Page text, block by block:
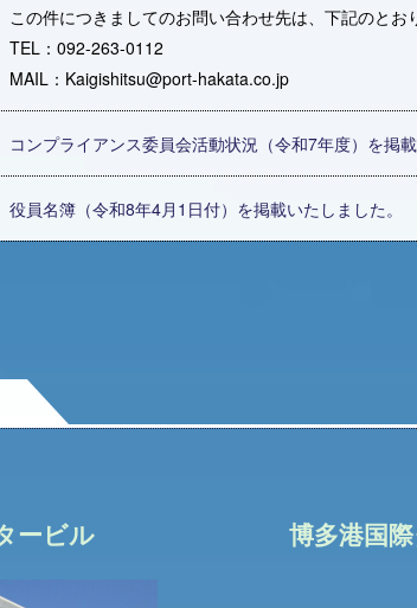
この件につきましてのお問い合わせ先は、下記のとお
TEL：092-263-0112
MAIL：Kaigishitsu@port-hakata.co.jp
コンプライアンス委員会活動状況（令和7年度）を掲載
役員名簿（令和8年4月1日付）を掲載いたしました。
ービル
博多港国